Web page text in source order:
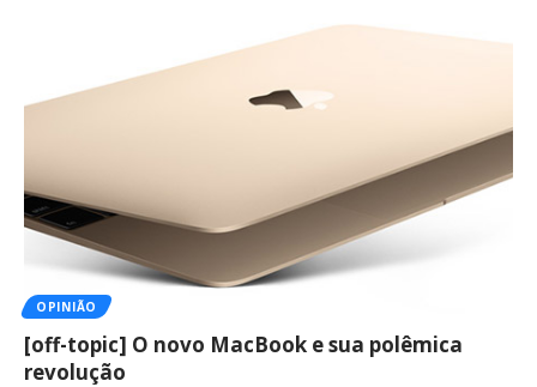
OPINIÃO
[off-topic] O novo MacBook e sua polêmica
revolução